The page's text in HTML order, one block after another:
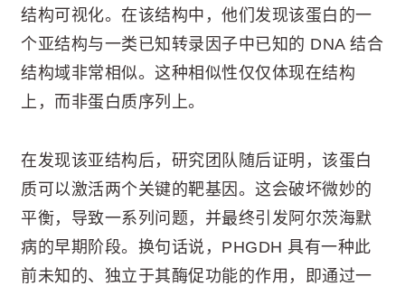
结构可视化。在该结构中，他们发现该蛋白的一
个亚结构与一类已知转录因子中已知的 DNA 结合
结构域非常相似。这种相似性仅仅体现在结构
上，而非蛋白质序列上。
在发现该亚结构后，研究团队随后证明，该蛋白
质可以激活两个关键的靶基因。这会破坏微妙的
平衡，导致一系列问题，并最终引发阿尔茨海默
病的早期阶段。换句话说，PHGDH 具有一种此
前未知的、独立于其酶促功能的作用，即通过一